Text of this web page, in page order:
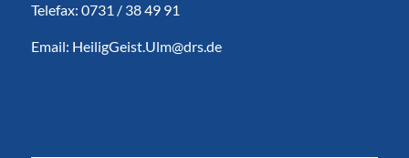
Telefax: 0731 / 38 49 91
Email: HeiligGeist.Ulm@drs.de